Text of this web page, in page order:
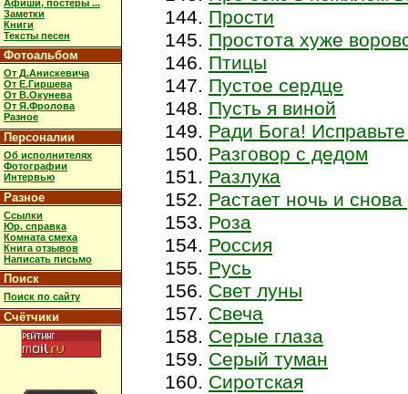
Афиши, постеры ...
Заметки
Книги
Тексты песен
Фотоальбом
От Д.Анискевича
От Е.Гиршева
От В.Окунева
От Я.Фролова
Разное
Персоналии
Об исполнителях
Фотографии
Интервью
Разное
Ссылки
Юр. справка
Комната смеха
Книга отзывов
Написать письмо
Поиск
Поиск по сайту
Счётчики
Прости
Простота хуже
Птицы
Пустое сердце
Пусть я виной
Ради Бога!
Разговор с дедом
Разлука
Растает ночь и снова
Роза
Россия
Русь
Свет луны
Свеча
Серые глаза
Серый туман
Сиротская